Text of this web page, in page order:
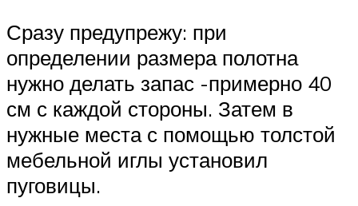
Сразу предупрежу: при
определении размера полотна
нужно делать запас -примерно 40
см с каждой стороны. Затем в
нужные места с помощью толстой
мебельной иглы установил
пуговицы.